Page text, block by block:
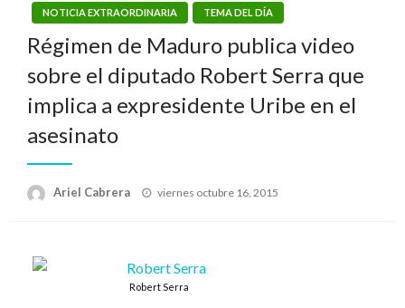
NOTICIA EXTRAORDINARIA TEMA DEL DÍA
Régimen de Maduro publica video
sobre el diputado Robert Serra que
implica a expresidente Uribe en el
asesinato
Ariel Cabrera
Publicado
viernes octubre 16, 2015
Robert Serra